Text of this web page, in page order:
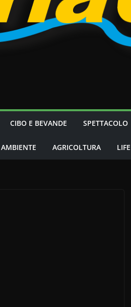
CIBO E BEVANDE SPETTACOLO
AMBIENTE AGRICOLTURA